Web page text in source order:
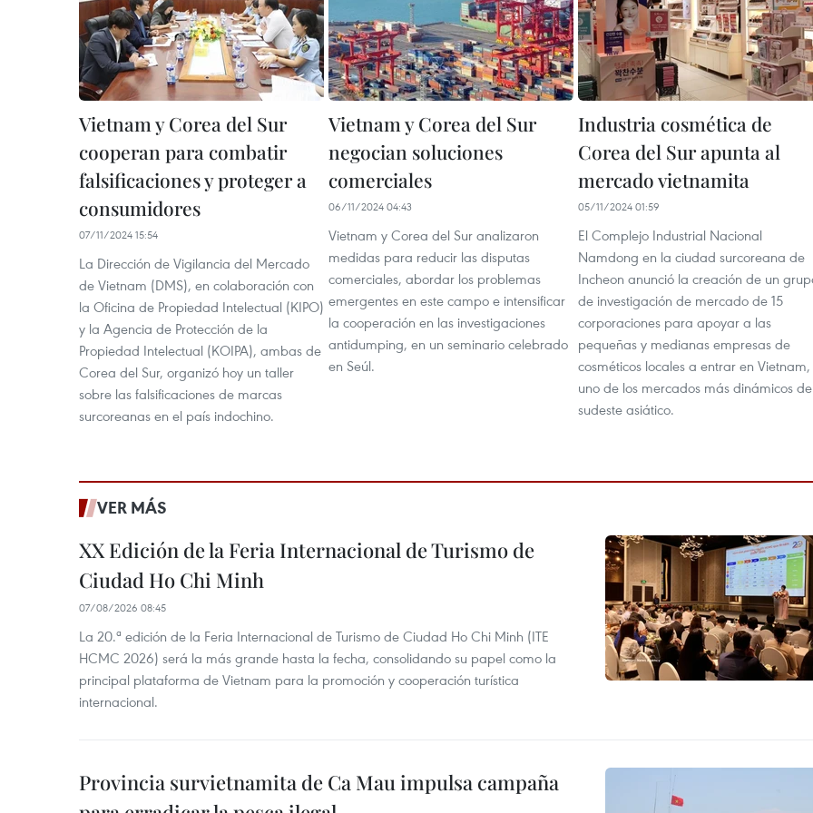
Vietnam y Corea del Sur
cooperan para combatir
falsificaciones y proteger a
consumidores
07/11/2024 15:54
La Dirección de Vigilancia del Mercado
de Vietnam (DMS), en colaboración con
la Oficina de Propiedad Intelectual (KIPO)
y la Agencia de Protección de la
Propiedad Intelectual (KOIPA), ambas de
Corea del Sur, organizó hoy un taller
sobre las falsificaciones de marcas
surcoreanas en el país indochino.
Vietnam y Corea del Sur
negocian soluciones
comerciales
06/11/2024 04:43
Vietnam y Corea del Sur analizaron
medidas para reducir las disputas
comerciales, abordar los problemas
emergentes en este campo e intensificar
la cooperación en las investigaciones
antidumping, en un seminario celebrado
en Seúl.
Industria cosmética de
Corea del Sur apunta al
mercado vietnamita
05/11/2024 01:59
El Complejo Industrial Nacional
Namdong en la ciudad surcoreana de
Incheon anunció la creación de un
de investigación de mercado de 15
corporaciones para apoyar a las
pequeñas y medianas empresas de
cosméticos locales a entrar en Vietnam,
uno de los mercados más dinámicos
sudeste asiático.
VER MÁS
XX Edición de la Feria Internacional de Turismo de
Ciudad Ho Chi Minh
07/08/2026 08:45
La 20.ª edición de la Feria Internacional de Turismo de Ciudad Ho Chi Minh (ITE
HCMC 2026) será la más grande hasta la fecha, consolidando su papel como la
principal plataforma de Vietnam para la promoción y cooperación turística
internacional.
Provincia survietnamita de Ca Mau impulsa campaña